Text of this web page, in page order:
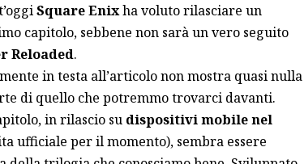
Square Enixha voluto rilasciare un
capitolo, sebbene non sarà un vero seguito
Reloaded.
in testa all’articolo non mostra quasi nulla
di quello che potremmo trovarci davanti.
in rilascio su dispositivi mobile nel
ufficiale per il momento), sembra essere